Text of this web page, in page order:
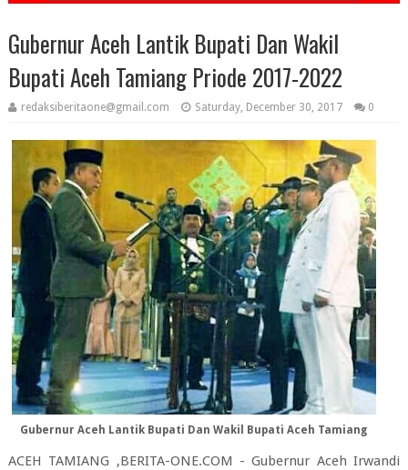
Gubernur Aceh Lantik Bupati Dan Wakil
Bupati Aceh Tamiang Priode 2017-2022
redaksiberitaone@gmail.com Saturday, December 30, 2017 0
Gubernur Aceh Lantik Bupati Dan Wakil Bupati Aceh Tamiang
ACEH TAMIANG ,BERITA-ONE.COM - Gubernur Aceh Irwandi